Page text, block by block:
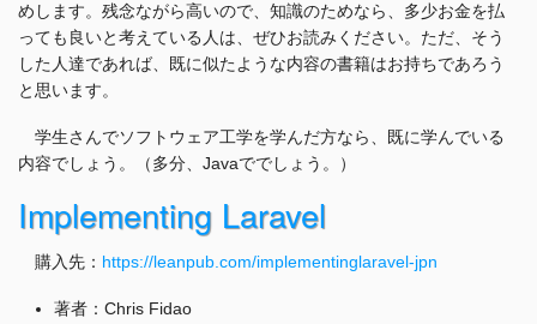
めします。残念ながら高いので、知識のためなら、多少お金を払
っても良いと考えている人は、ぜひお読みください。ただ、そう
した人達であれば、既に似たような内容の書籍はお持ちであろう
と思います。
学生さんでソフトウェア工学を学んだ方なら、既に学んでいる
内容でしょう。（多分、Javaででしょう。）
Implementing Laravel
購入先： https://leanpub.com/implementinglaravel-jpn
著者：Chris Fidao